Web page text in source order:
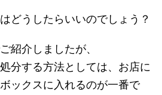
どうしたらいいのでしょう？
紹介しましたが、
分する方法としては、お店に
ックスに入れるのが一番で